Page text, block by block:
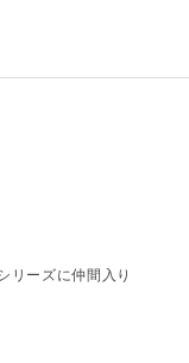
リーズに仲間入り